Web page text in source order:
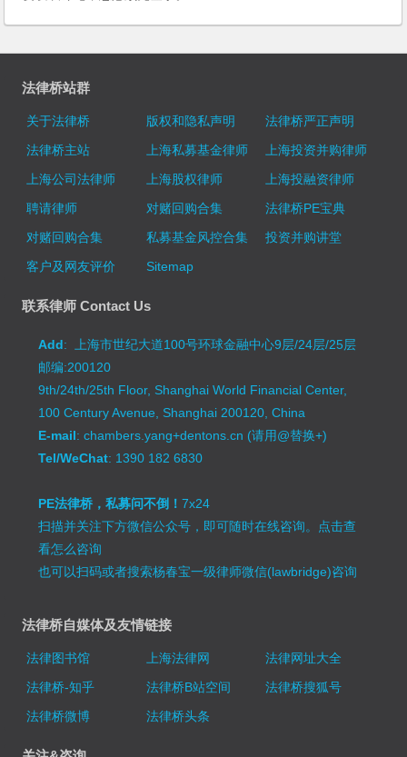
法律桥站群
关于法律桥 版权和隐私声明
法律桥严正声明
法律桥主站
上海私募基金律师
上海投资并购律师
上海公司法律师
上海股权律师
上海投融资律师
聘请律师
对赌回购合集
法律桥PE宝典
对赌回购合集
私募基金风控合集
投资并购讲堂
客户及网友评价
Sitemap
联系律师 Contact Us
Add: 上海市世纪大道100号环球金融中心9层/24层/25层
邮编:200120
9th/24th/25th Floor, Shanghai World Financial Center,
100 Century Avenue, Shanghai 200120, China
E-mail: chambers.yang+dentons.cn (请用@替换+)
Tel/WeChat: 1390 182 6830
PE法律桥，私募问不倒！7x24
扫描并关注下方微信公众号，即可随时在线咨询。 点击查
看怎么咨询
也可以扫码或者搜索杨春宝一级律师微信(lawbridge)咨询
法律桥自媒体及友情链接
法律图书馆 上海法律网
法律网址大全
法律桥-知乎
法律桥B站空间
法律桥搜狐号
法律桥微博
法律桥头条